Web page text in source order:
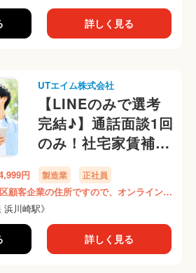
詳しく見る
UTエイム株式会社
【LINEのみで選考
完結♪】通話面談1回
のみ！社宅家賃補助
あり！【日勤&土日
祝休み】
《AUHO1C》
円 製造業 正社員
顧客企業の住所ですので、オンライン面
す！
川崎駅》
詳しく見る